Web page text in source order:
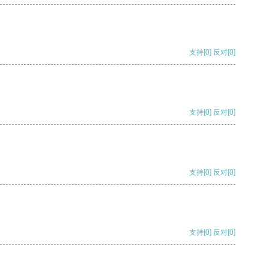
支持[0] 反对[0]
支持[0] 反对[0]
支持[0] 反对[0]
支持[0] 反对[0]